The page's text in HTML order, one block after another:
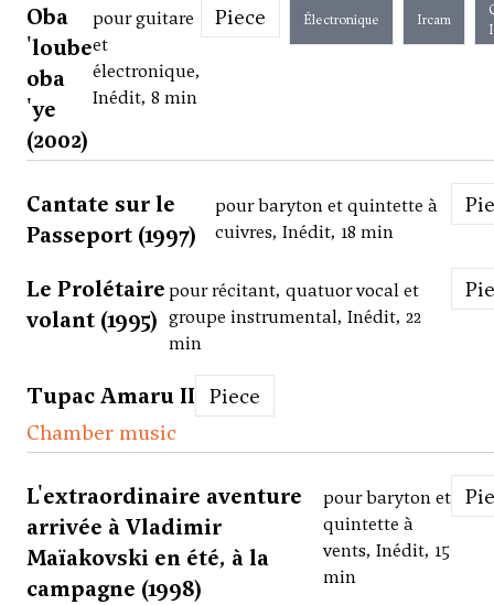
Oba
'loube
oba
'ye
(2002)
pour guitare
et
électronique,
Inédit, 8 min
Piece Électronique Ircam
Cantate sur le
Passeport (1997)
pour baryton et quintette à
cuivres, Inédit, 18 min
Le Prolétaire
volant (1995)
pour récitant, quatuor vocal et
groupe instrumental, Inédit, 22
min
Tupac Amaru II
Piece
Chamber music
L'extraordinaire aventure
arrivée à Vladimir
Maïakovski en été, à la
campagne (1998)
pour baryton et
quintette à
vents, Inédit, 15
min